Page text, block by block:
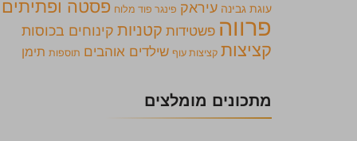
עוגת גבינה עיראק פינגר פוד מלוח פסטה ופתיתים
פרווה פשטידות קטניות קינוחים בכוסות
קציצות קציצות עוף שילדים אוהבים תוספות תימן
מתכונים מומלצים